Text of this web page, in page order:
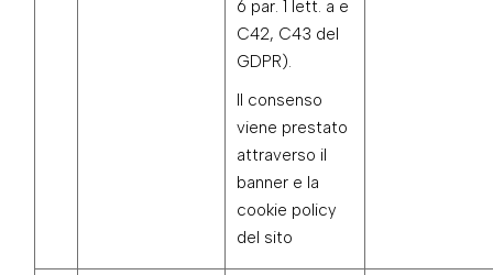
6 par. 1 lett. a e
C42, C43 del
GDPR).
Il consenso
viene prestato
attraverso il
banner e la
cookie policy
del sito